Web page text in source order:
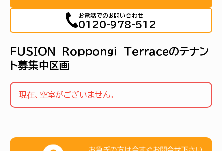
お電話でのお問い合わせ
0120-978-512
ＦＵＳＩＯＮ Ｒｏｐｐｏｎｇｉ Ｔｅｒｒａｃｅのテナン
ト募集中区画
現在、空室がございません。